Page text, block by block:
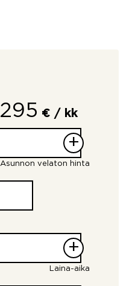
295 € / kk
+
Asunnon velaton hinta
+
Laina-aika